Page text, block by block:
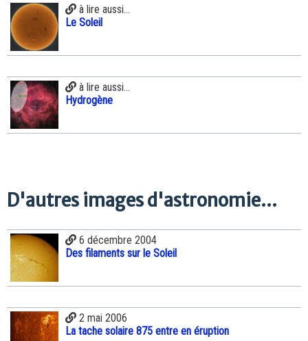
à lire aussi...
Le Soleil
à lire aussi...
Hydrogène
D'autres images d'astronomie...
6 décembre 2004
Des filaments sur le Soleil
2 mai 2006
La tache solaire 875 entre en éruption